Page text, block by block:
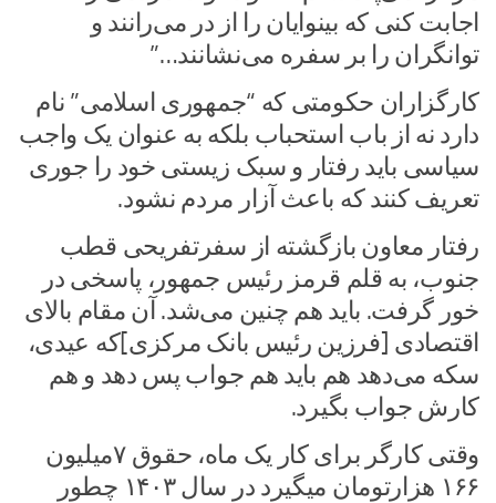
اجابت کنی که بینوایان را از در می‌رانند و
توانگران را بر سفره می‌نشانند…”
کارگزاران حکومتی که “جمهوری اسلامی” نام
دارد نه از باب استحباب بلکه به عنوان یک واجب
سیاسی باید رفتار و سبک زیستی خود را جوری
تعریف کنند که باعث آزار مردم نشود.
رفتار معاون بازگشته از سفرتفریحی قطب
جنوب، به قلم قرمز رئیس جمهور، پاسخی در
خور گرفت. باید هم چنین می‌شد. آن مقام بالای
اقتصادی [فرزین رئیس بانک مرکزی]که عیدی،
سکه می‌دهد هم باید هم جواب پس دهد و هم
کارش جواب بگیرد.
وقتی کارگر برای کار یک ماه، حقوق ۷میلیون
۱۶۶ هزارتومان میگیرد در سال ۱۴۰۳ چطور